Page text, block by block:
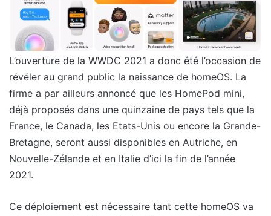
L’ouverture de la WWDC 2021 a donc été l’occasion de
révéler au grand public la naissance de homeOS. La
firme a par ailleurs annoncé que les HomePod mini,
déjà proposés dans une quinzaine de pays tels que la
France, le Canada, les Etats-Unis ou encore la Grande-
Bretagne, seront aussi disponibles en Autriche, en
Nouvelle-Zélande et en Italie d’ici la fin de l’année
2021.
Ce déploiement est nécessaire tant cette homeOS va